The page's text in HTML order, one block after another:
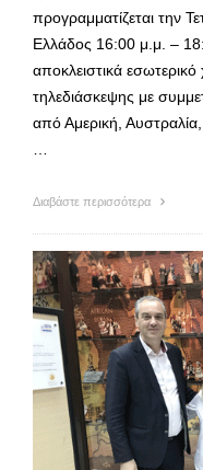
προγραμματίζεται την
Ελλάδος 16:00 μ.μ. –
αποκλειστικά
τηλεδιάσκεψης με
από Αμερική,
Διαβάστε περισσότερα